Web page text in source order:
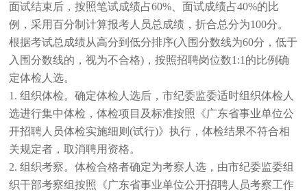
面试结束后，按照笔试成绩占60%、面试成绩占40%的比
例，采用百分制计算报考人员总成绩，折合总分为100分。
根据考试总成绩从高分到低分排序(入围分数线为60分，低于
入围分数线的，视为不合格)，按照招聘岗位数1:1的比例确
定体检人选。
1. 组织体检。确定体检人选后，市纪委监委适时组织体检人
选进行集中体检，体检项目及标准按照《广东省事业单位公
开招聘人员体检实施细则(试行)》执行，体检结果不符合相
关规定者，取消聘用资格。
2. 组织考察。体检合格者确定为考察人选，由市纪委监委组
织干部考察组按照《广东省事业单位公开招聘人员考察工作